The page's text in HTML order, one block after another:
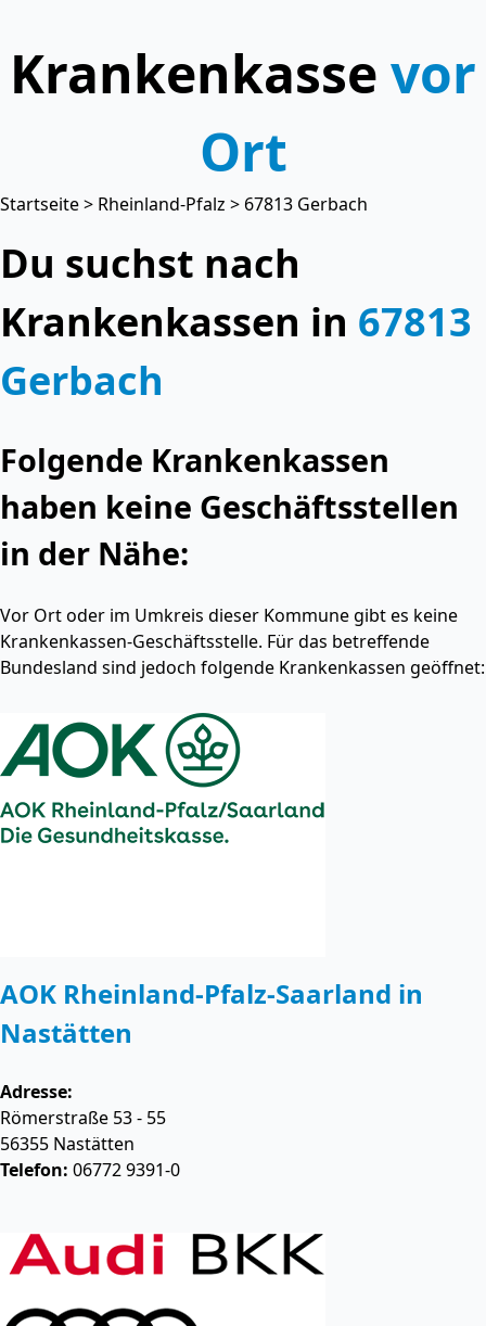
Krankenkasse vor
Ort
Startseite> Rheinland-Pfalz > 67813 Gerbach
Du suchst nach
Krankenkassen in 67813
Gerbach
Folgende Krankenkassen
haben keine Geschäftsstellen
in der Nähe:
Vor Ort oder im Umkreis dieser Kommune gibt es keine
Krankenkassen-Geschäftsstelle. Für das betreffende
Bundesland sind jedoch folgende Krankenkassen geöffnet:
AOK Rheinland-Pfalz-Saarland in
Nastätten
Adresse:
Römerstraße 53 - 55
56355 Nastätten
Telefon: 06772 9391-0